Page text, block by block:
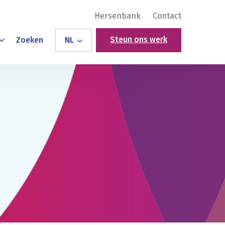
Hersenbank Contact
Zoeken NL Steun ons werk